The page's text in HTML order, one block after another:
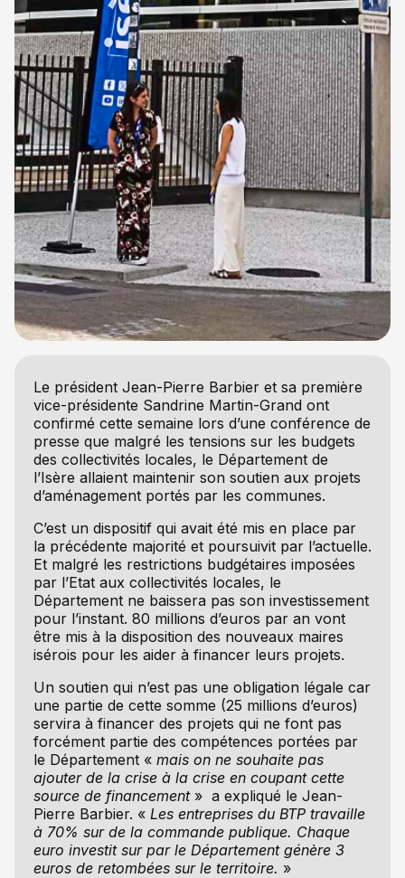
Le président Jean-Pierre Barbier et sa première
vice-présidente Sandrine Martin-Grand ont
confirmé cette semaine lors d’une conférence de
presse que malgré les tensions sur les budgets
des collectivités locales, le Département de
l’Isère allaient maintenir son soutien aux projets
d’aménagement portés par les communes.
C’est un dispositif qui avait été mis en place par
la précédente majorité et poursuivit par l’actuelle.
Et malgré les restrictions budgétaires imposées
par l’Etat aux collectivités locales, le
Département ne baissera pas son investissement
pour l’instant. 80 millions d’euros par an vont
être mis à la disposition des nouveaux maires
isérois pour les aider à financer leurs projets.
Un soutien qui n’est pas une obligation légale car
une partie de cette somme (25 millions d’euros)
servira à financer des projets qui ne font pas
forcément partie des compétences portées par
le Département « mais on ne souhaite pas
ajouter de la crise à la crise en coupant cette
source de financement » a expliqué le Jean-
Pierre Barbier. « Les entreprises du BTP travaille
à 70% sur de la commande publique. Chaque
euro investit sur par le Département génère 3
euros de retombées sur le territoire. »